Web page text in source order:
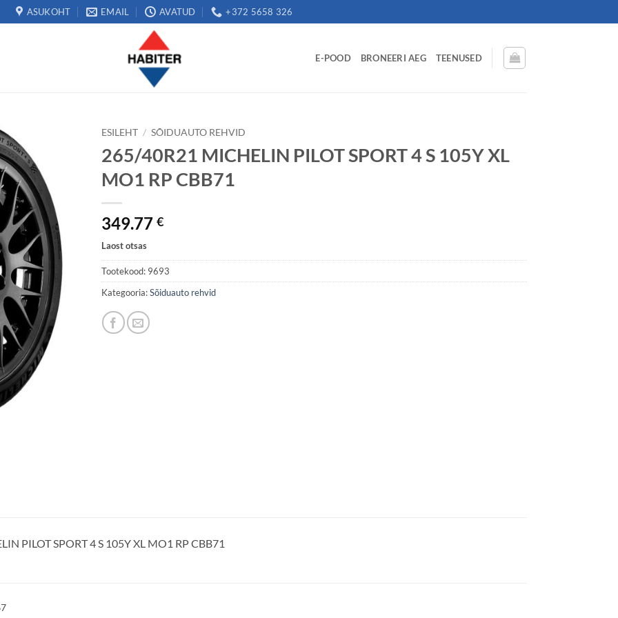
ASUKOHT EMAIL AVATUD +372 5658 326
E-POOD BRONEERI AEG TEENUSED
ESILEHT / SÕIDUAUTO REHVID
265/40R21 MICHELIN PILOT SPORT 4 S 105Y XL
MO1 RP CBB71
349.77 €
Laost otsas
Tootekood: 9693
Kategooria:Sõiduauto rehvid
PILOT SPORT 4 S 105Y XL MO1 RP CBB71